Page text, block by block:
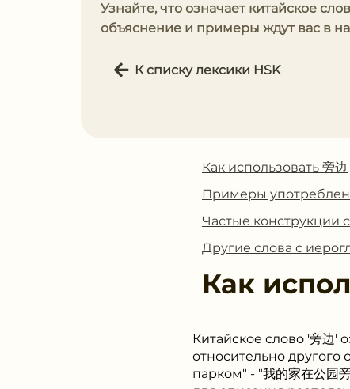
Узнайте, что означает китайское
объяснение и примеры ждут вас в
К списку лексики HSK
Как использовать 旁边
Примеры
Частые конструкции с
Другие слова с
Как
Китайское слово '旁边'
относительно
парком" - "我的家在公园